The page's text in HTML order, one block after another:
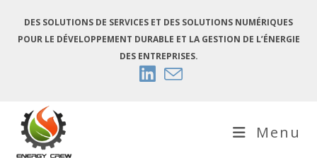
content
DES SOLUTIONS DE SERVICES ET DES SOLUTIONS NUMÉRIQUES
POUR LE DÉVELOPPEMENT DURABLE ET LA GESTION DE L’ÉNERGIE
DES ENTREPRISES.
Menu